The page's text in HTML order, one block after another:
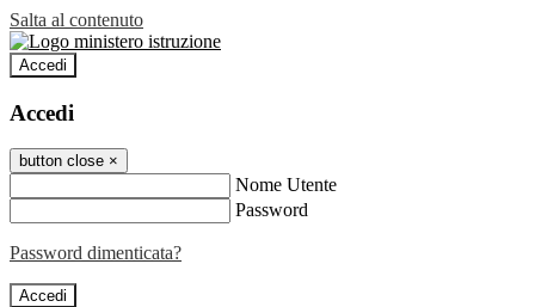
Salta al contenuto
Accedi
Accedi
button close ×
Nome Utente
Password
Password dimenticata?